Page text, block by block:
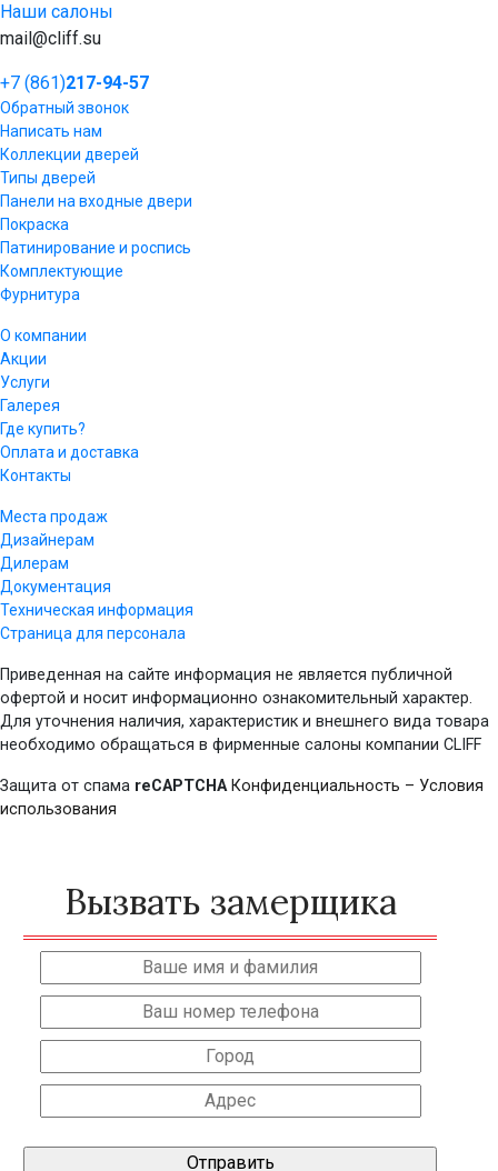
Наши салоны
mail@cliff.su
+7 (861)217-94-57
Обратный звонок
Написать нам
Коллекции дверей
Типы дверей
Панели на входные двери
Покраска
Патинирование и роспись
Комплектующие
Фурнитура
О компании
Акции
Услуги
Галерея
Где купить?
Оплата и доставка
Контакты
Места продаж
Дизайнерам
Дилерам
Документация
Техническая информация
Страница для персонала
Приведенная на сайте информация не является публичной
офертой и носит информационно ознакомительный характер.
Для уточнения наличия, характеристик и внешнего вида товара
необходимо обращаться в фирменные салоны компании CLIFF
Защита от спама reCAPTCHA Конфиденциальность – Условия
использования
Вызвать замерщика